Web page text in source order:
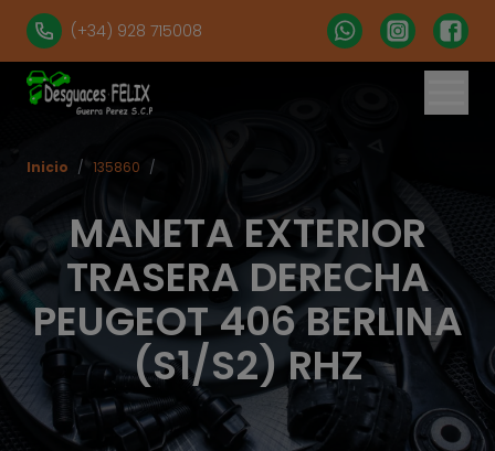
(+34) 928 715008
MANETA EXTERIOR
TRASERA DERECHA
PEUGEOT 406 BERLINA
(S1/S2) RHZ
Inicio / 135860 /